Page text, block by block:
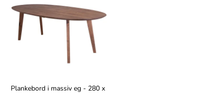
Plankebord i massiv eg - 280 x